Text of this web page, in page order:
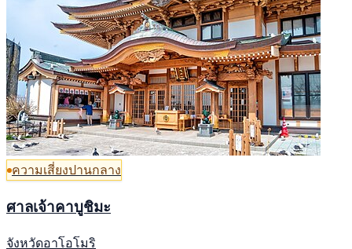
ความเสี่ยงปานกลาง
ศาลเจ้าคาบูชิมะ
จังหวัดอาโอโมริ